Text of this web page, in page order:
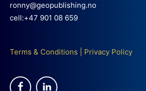
ronny@geopublishing.no
cell:+47 901 08 659
Terms & Conditions Privacy Policy